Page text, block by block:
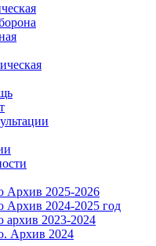
Архив 2025-2026
2024-2025 год
2023-2024
Архив 2024